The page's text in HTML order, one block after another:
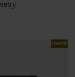
LIMITED